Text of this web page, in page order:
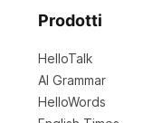
Prodotti
HelloTalk
AI Grammar
HelloWords